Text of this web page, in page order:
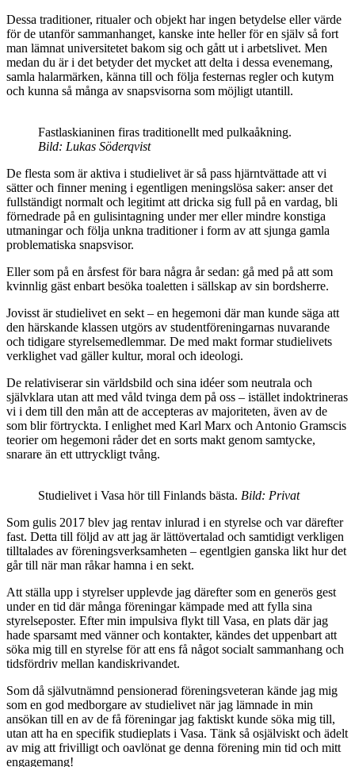
Dessa traditioner, ritualer och objekt har ingen betydelse eller värde
för de utanför sammanhanget, kanske inte heller för en själv så fort
man lämnat universitetet bakom sig och gått ut i arbetslivet. Men
medan du är i det betyder det mycket att delta i dessa evenemang,
samla halarmärken, känna till och följa festernas regler och kutym
och kunna så många av snapsvisorna som möjligt utantill.
Fastlaskianinen firas traditionellt med pulkaåkning.
Bild: Lukas Söderqvist
De flesta som är aktiva i studielivet är så pass hjärntvättade att vi
sätter och finner mening i egentligen meningslösa saker: anser det
fullständigt normalt och legitimt att dricka sig full på en vardag, bli
förnedrade på en gulisintagning under mer eller mindre konstiga
utmaningar och följa unkna traditioner i form av att sjunga gamla
problematiska snapsvisor.
Eller som på en årsfest för bara några år sedan: gå med på att som
kvinnlig gäst enbart besöka toaletten i sällskap av sin bordsherre.
Jovisst är studielivet en sekt – en hegemoni där man kunde säga att
den härskande klassen utgörs av studentföreningarnas nuvarande
och tidigare styrelsemedlemmar. De med makt formar studielivets
verklighet vad gäller kultur, moral och ideologi.
De relativiserar sin världsbild och sina idéer som neutrala och
självklara utan att med våld tvinga dem på oss – istället indoktrineras
vi i dem till den mån att de accepteras av majoriteten, även av de
som blir förtryckta. I enlighet med Karl Marx och Antonio Gramscis
teorier om hegemoni råder det en sorts makt genom samtycke,
snarare än ett uttryckligt tvång.
Studielivet i Vasa hör till Finlands bästa. Bild: Privat
Som gulis 2017 blev jag rentav inlurad i en styrelse och var därefter
fast. Detta till följd av att jag är lättövertalad och samtidigt verkligen
tilltalades av föreningsverksamheten – egentlgien ganska likt hur det
går till när man råkar hamna i en sekt.
Att ställa upp i styrelser upplevde jag därefter som en generös gest
under en tid där många föreningar kämpade med att fylla sina
styrelseposter. Efter min impulsiva flykt till Vasa, en plats där jag
hade sparsamt med vänner och kontakter, kändes det uppenbart att
söka mig till en styrelse för att ens få något socialt sammanhang och
tidsfördriv mellan kandiskrivandet.
Som då självutnämnd pensionerad föreningsveteran kände jag mig
som en god medborgare av studielivet när jag lämnade in min
ansökan till en av de få föreningar jag faktiskt kunde söka mig till,
utan att ha en specifik studieplats i Vasa. Tänk så osjälviskt och ädelt
av mig att frivilligt och oavlönat ge denna förening min tid och mitt
engagemang!